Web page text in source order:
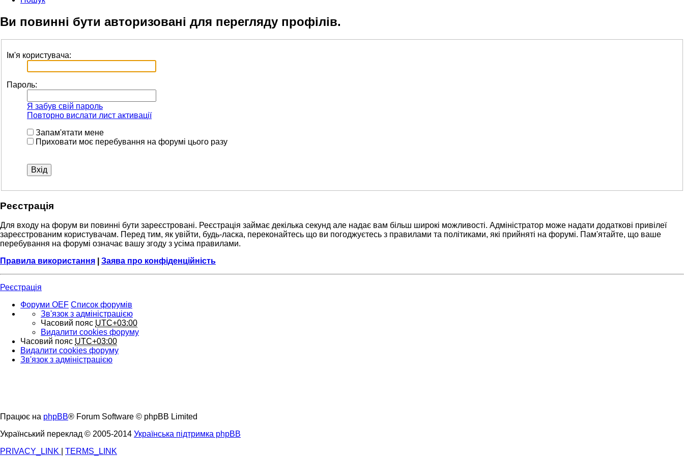
Ви повинні бути авторизовані для перегляду профілів.
Ім'я користувача:
Пароль:
Я забув свій пароль
Повторно вислати лист активації
Запам'ятати мене
Приховати моє перебування на форумі цього разу
Реєстрація
Для входу на форум ви повинні бути зареєстровані. Реєстрація займає декілька секунд але надає вам більш широкі можливості. Адміністратор може надати додаткові привілеї
зареєстрованим користувачам. Перед тим, як увійти, будь-ласка, переконайтесь що ви погоджуєтесь з правилами та політиками, які прийняті на форумі. Пам'ятайте, що ваше
перебування на форумі означає вашу згоду з усіма правилами.
Правила використання
Заява про конфіденційність
Реєстрація
Форуми OEF Список форумів
Зв'язок з адміністрацією
Часовий пояс UTC+03:00
Видалити cookies форуму
Часовий пояс UTC+03:00
Видалити cookies форуму
Зв'язок з адміністрацією
Працює на phpBB® Forum Software © phpBB Limited
Український переклад © 2005-2014 Українська підтримка phpBB
PRIVACY_LINK
TERMS_LINK